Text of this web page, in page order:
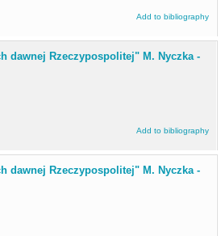
Add to bibliography
dawnej Rzeczypospolitej" M. Nyczka -
Add to bibliography
dawnej Rzeczypospolitej" M. Nyczka -